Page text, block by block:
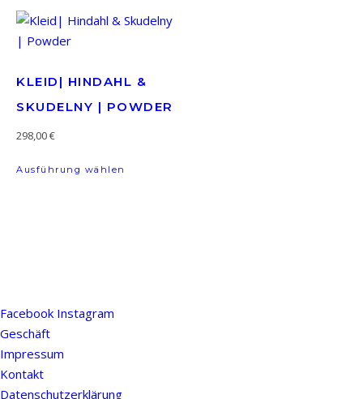
KLEID| HINDAHL &
SKUDELNY | POWDER
298,00€
Ausführung wählen
Facebook Instagram
Geschäft
Impressum
Kontakt
Datenschutzerklärung